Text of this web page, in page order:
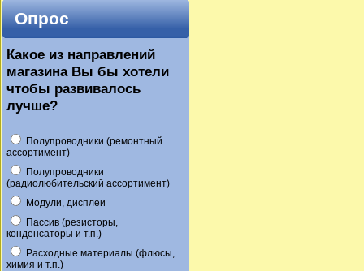
Опрос
Какое из направлений
магазина Вы бы хотели
чтобы развивалось
лучше?
Полупроводники (ремонтный
ассортимент)
Полупроводники
(радиолюбительский ассортимент)
Модули, дисплеи
Пассив (резисторы,
конденсаторы и т.п.)
Расходные материалы (флюсы,
химия и т.п.)